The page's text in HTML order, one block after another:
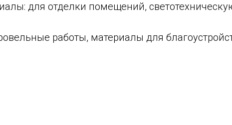
для отделки помещений,
работы, материалы для